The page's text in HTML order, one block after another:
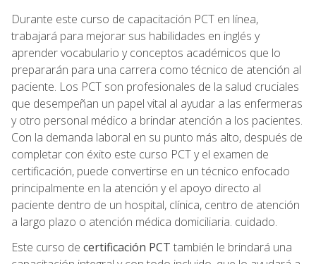
Durante este curso de capacitación PCT en línea,
trabajará para mejorar sus habilidades en inglés y
aprender vocabulario y conceptos académicos que lo
prepararán para una carrera como técnico de atención al
paciente. Los PCT son profesionales de la salud cruciales
que desempeñan un papel vital al ayudar a las enfermeras
y otro personal médico a brindar atención a los pacientes.
Con la demanda laboral en su punto más alto, después de
completar con éxito este curso PCT y el examen de
certificación, puede convertirse en un técnico enfocado
principalmente en la atención y el apoyo directo al
paciente dentro de un hospital, clínica, centro de atención
a largo plazo o atención médica domiciliaria. cuidado.
Este curso de certificación PCT también le brindará una